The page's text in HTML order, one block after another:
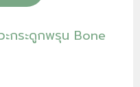
กระดูกพรุน Bone